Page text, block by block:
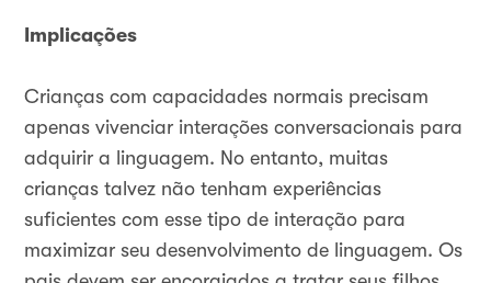
Implicações
Crianças com capacidades normais precisam
apenas vivenciar interações conversacionais para
adquirir a linguagem. No entanto, muitas
crianças talvez não tenham experiências
suficientes com esse tipo de interação para
maximizar seu desenvolvimento de linguagem. Os